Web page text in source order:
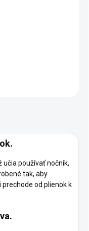
učia používať nočník,
tak, aby
od plienok k